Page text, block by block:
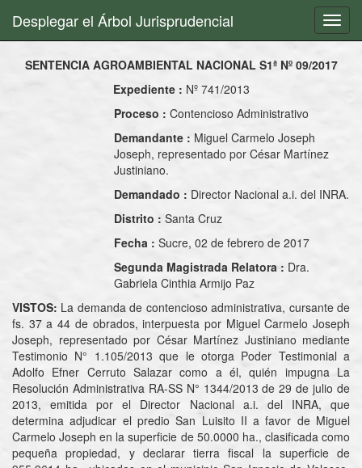
Desplegar el Árbol Jurisprudencial
SENTENCIA AGROAMBIENTAL NACIONAL S1ª Nº 09/2017
Expediente : Nº 741/2013
Proceso : Contencioso Administrativo
Demandante : Miguel Carmelo Joseph
Joseph, representado por César Martínez
Justiniano.
Demandado : Director Nacional a.i. del INRA.
Distrito : Santa Cruz
Fecha : Sucre, 02 de febrero de 2017
Segunda Magistrada Relatora : Dra.
Gabriela Cinthia Armijo Paz
VISTOS: La demanda de contencioso administrativa, cursante de
fs. 37 a 44 de obrados, interpuesta por Miguel Carmelo Joseph
Joseph, representado por César Martínez Justiniano mediante
Testimonio N° 1.105/2013 que le otorga Poder Testimonial a
Adolfo Efner Cerruto Salazar como a él, quién impugna La
Resolución Administrativa RA-SS N° 1344/2013 de 29 de julio de
2013, emitida por el Director Nacional a.i. del INRA, que
determina adjudicar el predio San Luisito II a favor de Miguel
Carmelo Joseph en la superficie de 50.0000 ha., clasificada como
pequeña propiedad, y declarar tierra fiscal la superficie de